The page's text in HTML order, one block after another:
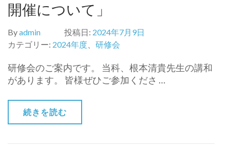
開催について」
Byadmin 投稿日: 2024年7月9日
カテゴリー: 2024年度 研修会
研修会のご案内です。 当科、根本清貴先生の講和
があります。 皆様ぜひご参加くださ …
続きを読む